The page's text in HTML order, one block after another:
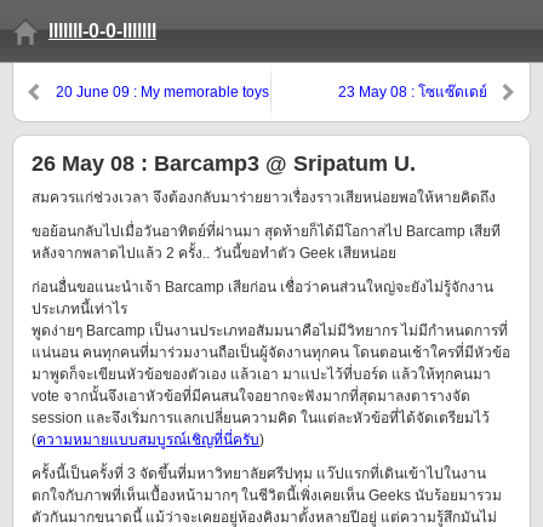
lllllll-0-0-lllllll
20 June 09 : My memorable toys 23 May 08 : โซแซ๊ดเดย์
26 May 08 : Barcamp3 @ Sripatum U.
สมควรแก่ช่วงเวลา จึงต้องกลับมาร่ายยาวเรื่องราวเสียหน่อยพอให้หายคิดถึง
ขอย้อนกลับไปเมื่อวันอาทิตย์ที่ผ่านมา สุดท้ายก็ได้มีโอกาสไป Barcamp เสียที
หลังจากพลาดไปแล้ว 2 ครั้ง.. วันนี้ขอทำตัว Geek เสียหน่อย
ก่อนอื่นขอแนะนำเจ้า Barcamp เสียก่อน เชื่อว่าคนส่วนใหญ่จะยังไม่รู้จักงาน
ประเภทนี้เท่าไร
พูดง่ายๆ Barcamp เป็นงานประเภทอสัมมนาคือไม่มีวิทยากร ไม่มีกำหนดการที่
แน่นอน คนทุกคนที่มาร่วมงานถือเป็นผู้จัดงานทุกคน โดนตอนเช้าใครที่มีหัวข้อ
มาพูดก็จะเขียนหัวข้อของตัวเอง แล้วเอา มาแปะไว้ที่บอร์ด แล้วให้ทุกคนมา
vote จากนั้นจึงเอาหัวข้อที่มีคนสนใจอยากจะฟังมากที่สุดมาลงตารางจัด
session และจึงเริ่มการแลกเปลี่ยนความคิด ในแต่ละหัวข้อที่ได้จัดเตรียมไว้
(ความหมายแบบสมบูรณ์เชิญที่นี่ครับ)
ครั้งนี้เป็นครั้งที่ 3 จัดขึ้นที่มหาวิทยาลัยศรีปทุม แว๊ปแรกที่เดินเข้าไปในงาน
ตกใจกับภาพที่เห็นเบื้องหน้ามากๆ ในชีวิตนี้เพิ่งเคยเห็น Geeks นับร้อยมารวม
ตัวกันมากขนาดนี้ แม้ว่าจะเคยอยู่ห้องคิงมาตั้งหลายปีอยู่ แต่ความรู้สึกมันไม่